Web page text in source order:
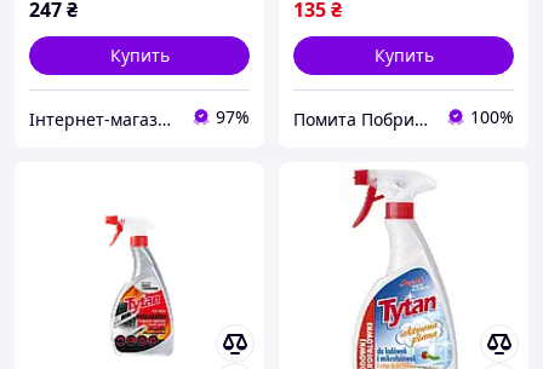
247₴
Купить
Інтернет-магазин підгузників та побутової хімії VIKI Home 97%
135₴
Купить
Помита Побрита 100%